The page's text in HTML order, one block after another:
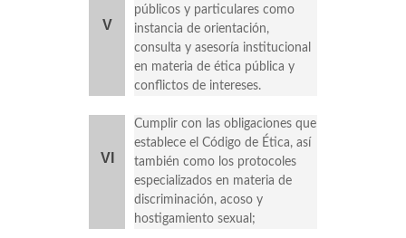
V
públicos y particulares como
instancia de orientación,
consulta y asesoría institucional
en materia de ética pública y
conflictos de intereses.
VI
Cumplir con las obligaciones que
establece el Código de Ética, así
también como los protocoles
especializados en materia de
discriminación, acoso y
hostigamiento sexual;